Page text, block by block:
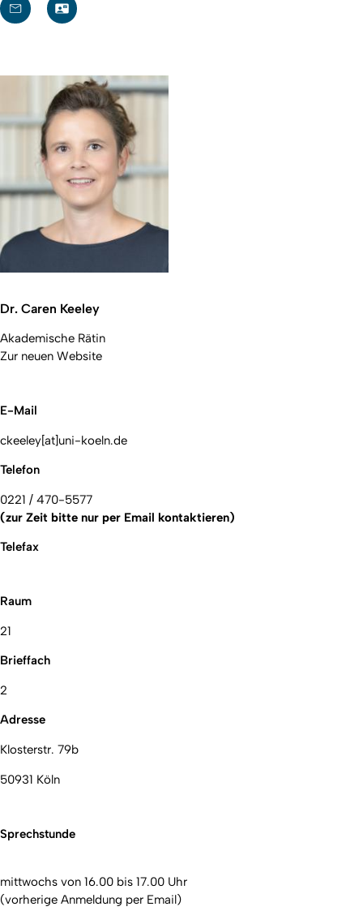
Dr. Caren Keeley
Akademische Rätin
Zur neuen Website
E-Mail
ckeeley[at]uni-koeln.de
Telefon
0221 / 470-5577
(zur Zeit bitte nur per Email kontaktieren)
Telefax
Raum
21
Brieffach
2
Adresse
Klosterstr. 79b
50931 Köln
Sprechstunde
mittwochs von 16.00 bis 17.00 Uhr
(vorherige Anmeldung per Email)